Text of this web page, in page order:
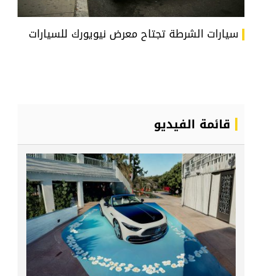
سيارات الشرطة تجتاح معرض نيويورك للسيارات
قائمة الفيديو